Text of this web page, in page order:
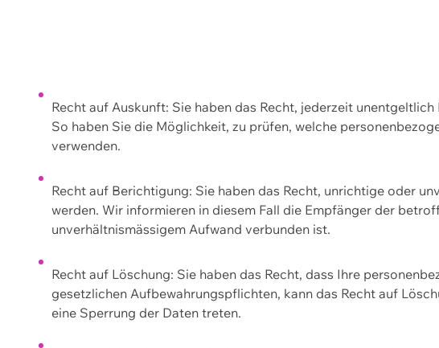
Recht auf Auskunft: Sie haben das Recht, jederzeit
So haben Sie die Möglichkeit, zu prüfen, welche
verwenden.
Recht auf Berichtigung: Sie haben das Recht, unrichtige oder
werden. Wir informieren in diesem Fall die Empfänger der
unverhältnismässigem Aufwand verbunden ist.
Recht auf Löschung: Sie haben das Recht, dass Ihre
gesetzlichen Aufbewahrungspflichten, kann das Recht auf
eine Sperrung der Daten treten.